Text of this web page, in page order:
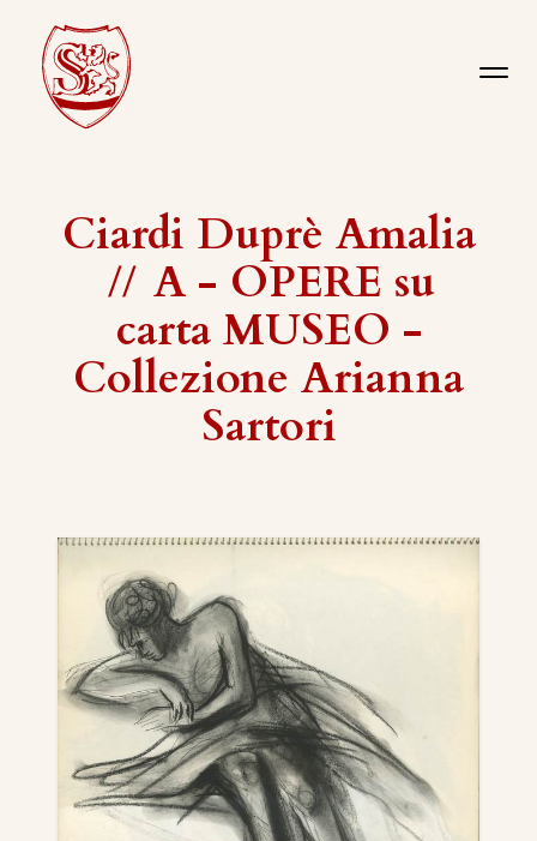
Ciardi Duprè Amalia
// A - OPERE su
carta MUSEO -
Collezione Arianna
Sartori